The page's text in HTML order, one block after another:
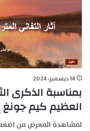
14 ديسمبر، 2024
بمناسبة الذكرى
العظيم كيم جونغ
لمشاهدة المعرض من